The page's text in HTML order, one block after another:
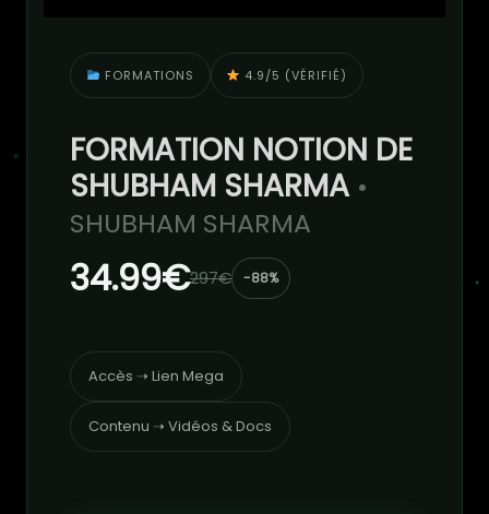
FORMATIONS 4.9/5 (VÉRIFIÉ)
FORMATION NOTION DE
SHUBHAM SHARMA •
SHUBHAM SHARMA
34.99€297€ -88%
Accès ➝ Lien Mega
Contenu ➝ Vidéos & Docs